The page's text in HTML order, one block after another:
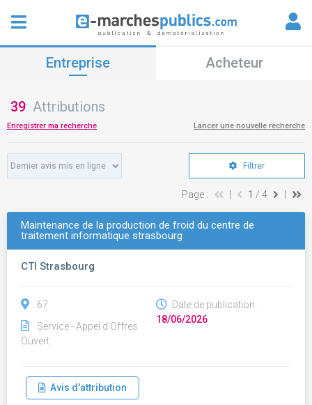
Entreprise Acheteur
39 Attributions
Enregistrer ma recherche Lancer une nouvelle recherche
Filtrer
Page : 1 / 4
Maintenance de la production de froid du centre de
traitement informatique strasbourg
CTI Strasbourg
67
Service - Appel d'Offres
Ouvert
Date de publication :
18/06/2026
Avis d'attribution